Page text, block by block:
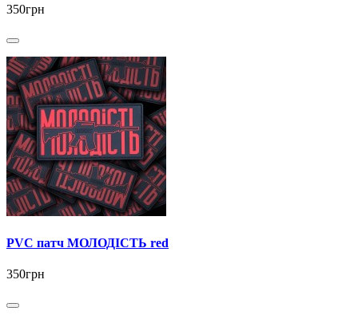
350грн
PVC патч МОЛОДІСТЬ red
350грн